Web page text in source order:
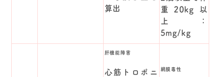
算出
重20kg以
上：
5mg/kg
肝機能障害
心筋トロポニ
網膜毒性